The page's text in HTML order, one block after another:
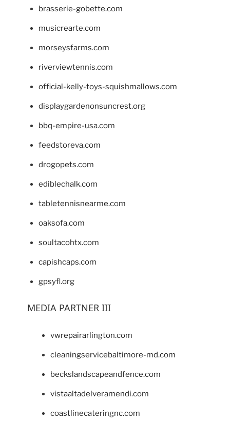
brasserie-gobette.com
musicrearte.com
morseysfarms.com
riverviewtennis.com
official-kelly-toys-squishmallows.com
displaygardenonsuncrest.org
bbq-empire-usa.com
feedstoreva.com
drogopets.com
ediblechalk.com
tabletennisnearme.com
oaksofa.com
soultacohtx.com
capishcaps.com
gpsyfl.org
MEDIA PARTNER III
vwrepairarlington.com
cleaningservicebaltimore-md.com
beckslandscapeandfence.com
vistaaltadelveramendi.com
coastlinecateringnc.com